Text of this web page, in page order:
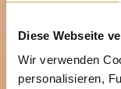
Diese Webseite
Wir verwenden
personalisieren,